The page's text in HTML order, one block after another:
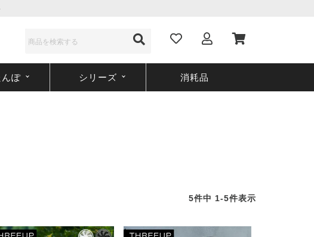
ぽ シリーズ 消耗品
5件中 1-5件表示